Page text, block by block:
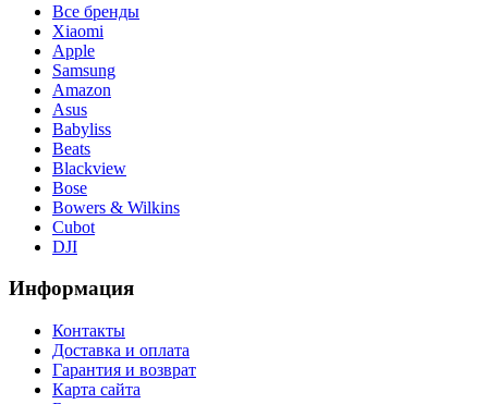
Все бренды
Xiaomi
Apple
Samsung
Amazon
Asus
Babyliss
Beats
Blackview
Bose
Bowers & Wilkins
Cubot
DJI
Информация
Контакты
Доставка и оплата
Гарантия и возврат
Карта сайта